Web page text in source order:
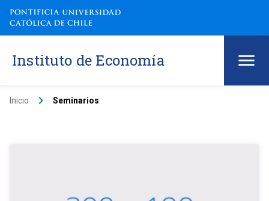
Instituto de Economía
Inicio keyboard_arrow_right Seminarios